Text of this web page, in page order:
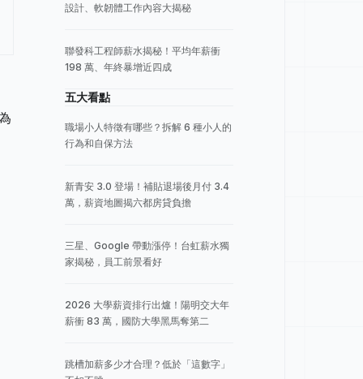
設計、軟韌體工作內容大揭秘
聯發科工程師薪水揭秘！平均年薪衝
198 萬、年終暴增近四成
五大看點
職場小人特徵有哪些？拆解 6 種小人的
行為和自保方法
新青安 3.0 登場！補貼退場後月付 3.4
萬，薪資地圖揭六都房貸負擔
三星、Google 帶動漲停！台虹薪水獨
家揭秘，員工前景看好
2026 大學薪資排行出爐！陽明交大年
薪衝 83 萬，國防大學黑馬奪第二
跳槽加薪多少才合理？低於「這數字」